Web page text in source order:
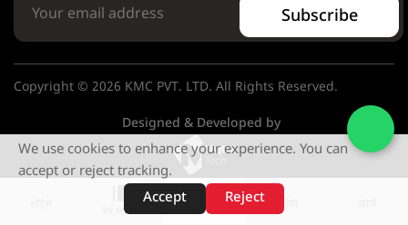
वेब स्टोरीज़
Subscribe
Copyright © 2026 KMC PVT. LTD. All Rights Reserved.
Designed & Developed by
We use cookies to enhance your experience. You can
accept or reject tracking.
Accept
Reject